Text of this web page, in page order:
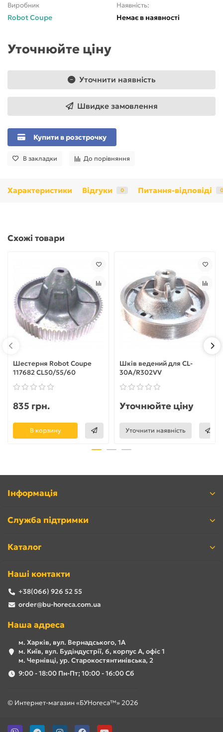
Виробник
Robot Coupe
Наявність:
Немає в наявності
Уточнюйте ціну
Уточнити наявність
Швидке замовлення
Купити в розстрочку
В закладки До порівняння
Характеристики Відгуки 0 Питання-відповіді 0
Схожі товари
Шестерня Robot Coupe
117682 CL50/55/60
835 грн.
В корзину
Шків ведений для CL-
30A/R302VV
Уточнюйте ціну
Уточнити наявність
Інформація
Служба підтримки
Каталог
Наші контакти
+38(066) 926 52 55
order@bu-horeca.com.ua
Наша адреса
м. Харків, вул. Вернадського, 1А
м. Київ, вул. Будіндустрії, 6, корпус А, офіс 1
м. Чернівці, ур. Старокостянтинівська, 2
9:00 - 18:00 Пн-Пт; 10:00 - 16:00 Сб
© Интернет-магазин «БУHoreca™» 2026